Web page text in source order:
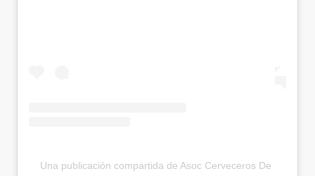
Una publicación compartida de Asoc Cerveceros De